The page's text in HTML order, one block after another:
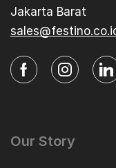
Jakarta Barat
Our Story